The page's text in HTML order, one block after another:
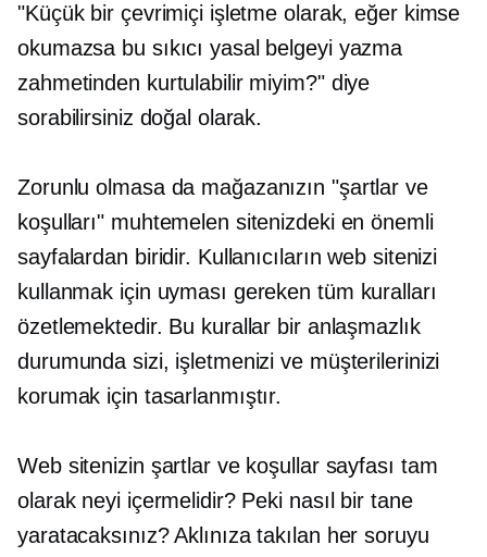
"Küçük bir çevrimiçi işletme olarak, eğer kimse
okumazsa bu sıkıcı yasal belgeyi yazma
zahmetinden kurtulabilir miyim?" diye
sorabilirsiniz doğal olarak.
Zorunlu olmasa da mağazanızın "şartlar ve
koşulları" muhtemelen sitenizdeki en önemli
sayfalardan biridir. Kullanıcıların web sitenizi
kullanmak için uyması gereken tüm kuralları
özetlemektedir. Bu kurallar bir anlaşmazlık
durumunda sizi, işletmenizi ve müşterilerinizi
korumak için tasarlanmıştır.
Web sitenizin şartlar ve koşullar sayfası tam
olarak neyi içermelidir? Peki nasıl bir tane
yaratacaksınız? Aklınıza takılan her soruyu